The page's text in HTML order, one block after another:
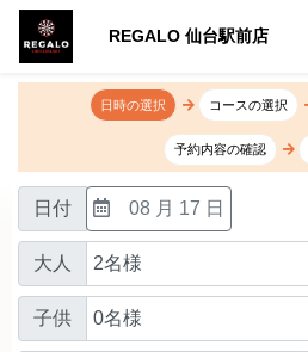
REGALO 仙台駅前店
日時の選択 コースの選択
予約内容の確認
日付 08 月 17 日
大人
子供